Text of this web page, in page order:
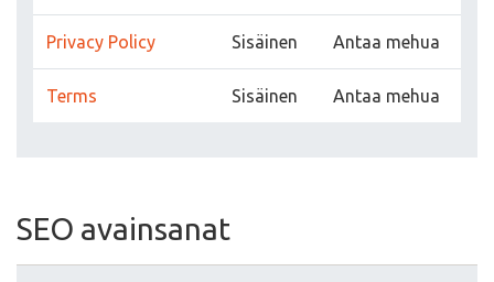
Privacy Policy Sisäinen Antaa mehua
Terms Sisäinen Antaa mehua
SEO avainsanat